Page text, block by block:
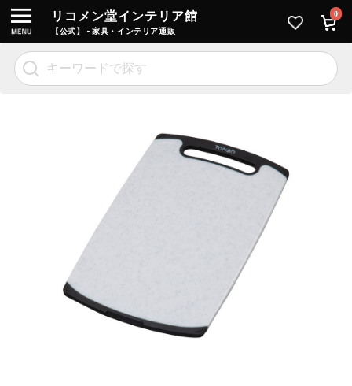
リコメン堂インテリア館
【公式】 - 家具・インテリア通販
0